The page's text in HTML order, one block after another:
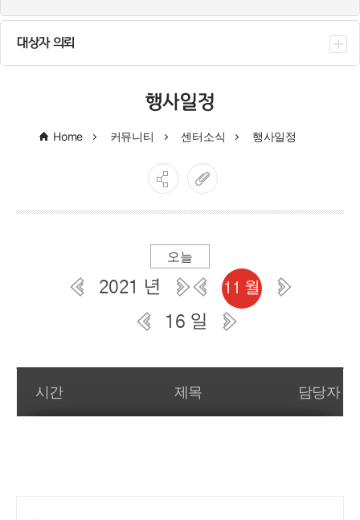
대상자 의뢰
행사일정
Home 커뮤니티 센터소식 행사일정
오늘
2021 년 11 월
16 일
일간 부서일정관리
시간 제목 담당자